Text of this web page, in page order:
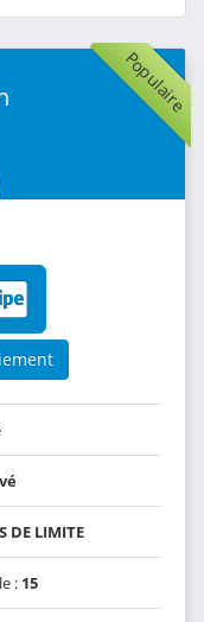
Populaire
DE LIMITE
: 15